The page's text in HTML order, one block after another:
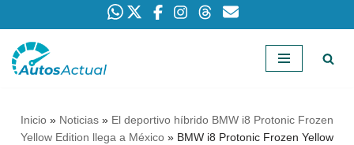
Saltar
Inicio » Noticias » El deportivo híbrido BMW i8 Protonic Frozen
Yellow Edition llega a México » BMW i8 Protonic Frozen Yellow